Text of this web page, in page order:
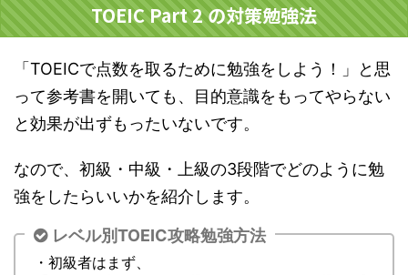
TOEIC Part 2 の対策勉強法
「TOEICで点数を取るために勉強をしよう！」と思
って参考書を開いても、目的意識をもってやらない
と効果が出ずもったいないです。
なので、初級・中級・上級の3段階でどのように勉
強をしたらいいかを紹介します。
レベル別TOEIC攻略勉強方法
・初級者はまず、